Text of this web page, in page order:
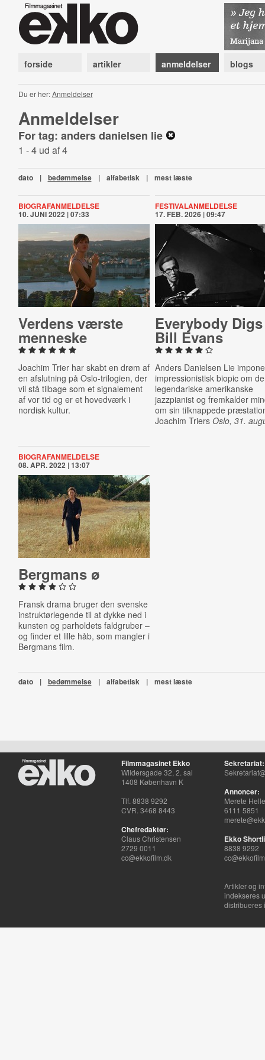
forside artikler anmeldelser blogs
Du er her:Anmeldelser
Anmeldelser
For tag: anders danielsen lie
1 - 4 ud af 4
dato | bedømmelse | alfabetisk | mest læste
BIOGRAFANMELDELSE
10. JUNI 2022 | 07:33
Verdens værste
menneske
Joachim Trier har skabt en drøm af
en afslutning på Oslo-trilogien, der
vil stå tilbage som et signalement
af vor tid og er et hovedværk i
nordisk kultur.
FESTIVALANMELDELSE
17. FEB. 2026 | 09:47
Everybody Digs
Bill Evans
Anders Danielsen Lie
impressionistisk biopic om
legendariske amerikanske
jazzpianist og fremkalder
om sin tilknappede
Joachim TriersOslo, 31.
BIOGRAFANMELDELSE
08. APR. 2022 | 13:07
Bergmans ø
Fransk drama bruger den svenske
instruktørlegende til at dykke ned i
kunsten og parholdets faldgruber –
og finder et lille håb, som mangler i
Bergmans film.
dato | bedømmelse | alfabetisk | mest læste
Filmmagasinet Ekko
Wildersgade 32, 2. sal
1408 København K
Tlf. 8838 9292
CVR. 3468 8443
Chefredaktør:
Claus Christensen
2729 0011
cc@ekkofilm.dk
Sekretariat:
Annoncer:
Merete
6111 5851
Ekko
8838 9292
Artikler og
indekseres
distribueres